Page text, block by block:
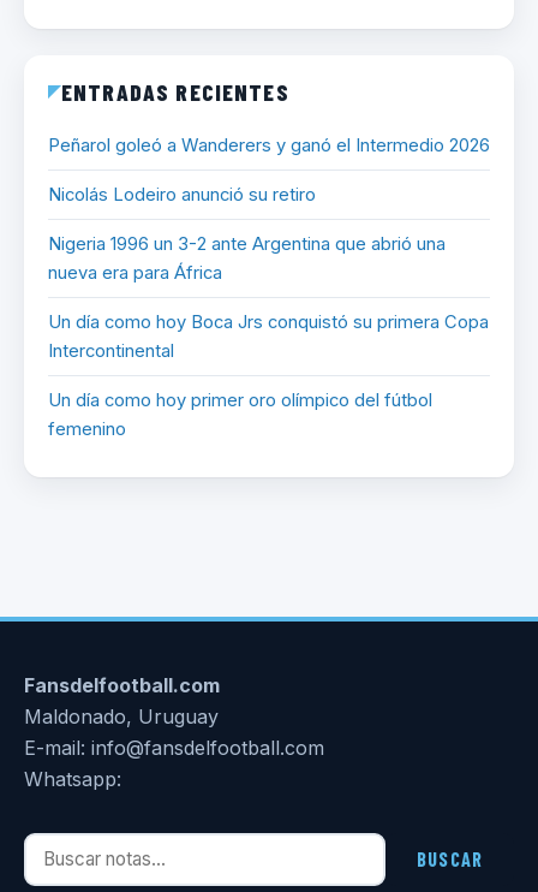
ENTRADAS RECIENTES
Peñarol goleó a Wanderers y ganó el Intermedio 2026
Nicolás Lodeiro anunció su retiro
Nigeria 1996 un 3-2 ante Argentina que abrió una
nueva era para África
Un día como hoy Boca Jrs conquistó su primera Copa
Intercontinental
Un día como hoy primer oro olímpico del fútbol
femenino
Fansdelfootball.com
Maldonado, Uruguay
E-mail: info@fansdelfootball.com
Whatsapp:
Buscar notas BUSCAR